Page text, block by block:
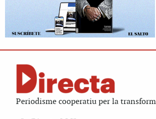
Periodisme cooperatiu per la